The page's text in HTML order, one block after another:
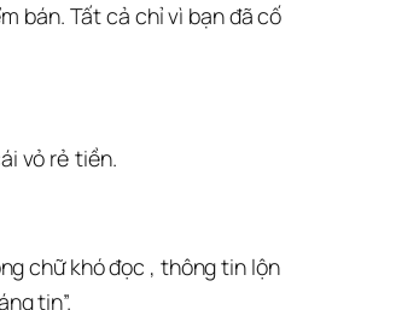
bán. Tất cả chỉ vì bạn đã cố
vỏ rẻ tiền.
chữ khó đọc , thông tin lộn
tin”.